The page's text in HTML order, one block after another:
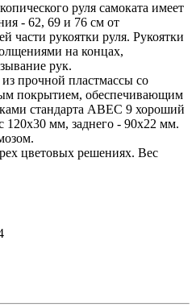
руля самоката имеет
- 62, 69 и 76 см от
части рукоятки руля. Рукоятки
на концах,
рук.
прочной пластмассы со
покрытием, обеспечивающим
стандарта ABEC 9 хороший
120х30 мм, заднего - 90х22 мм.
цветовых решениях. Вес